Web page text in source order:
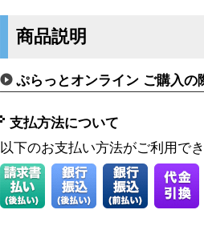
商品説明
ぷらっとオンライン ご購入の
支払方法について
以下のお支払い方法がご利用で